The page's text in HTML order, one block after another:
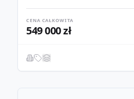
CENA CAŁKOWITA
549 000 zł